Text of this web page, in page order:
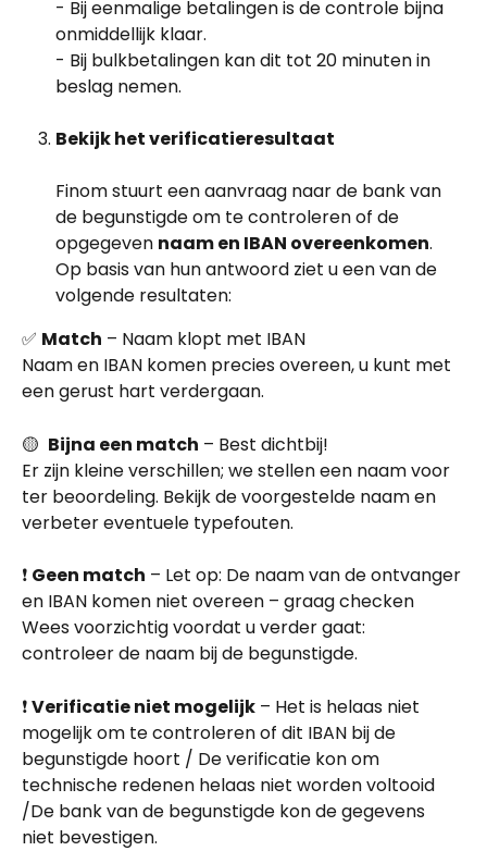
- Bij eenmalige betalingen is de controle bijna
onmiddellijk klaar.
- Bij bulkbetalingen kan dit tot 20 minuten in
beslag nemen.
Bekijk het verificatieresultaat
Finom stuurt een aanvraag naar de bank van
de begunstigde om te controleren of de
opgegeven naam en IBAN overeenkomen.
Op basis van hun antwoord ziet u een van de
volgende resultaten:
✅ Match – Naam klopt met IBAN
Naam en IBAN komen precies overeen, u kunt met
een gerust hart verdergaan.
🟡 Bijna een match – Best dichtbij!
Er zijn kleine verschillen; we stellen een naam voor
ter beoordeling. Bekijk de voorgestelde naam en
verbeter eventuele typefouten.
❗ Geen match – Let op: De naam van de ontvanger
en IBAN komen niet overeen – graag checken
Wees voorzichtig voordat u verder gaat:
controleer de naam bij de begunstigde.
❗ Verificatie niet mogelijk – Het is helaas niet
mogelijk om te controleren of dit IBAN bij de
begunstigde hoort / De verificatie kon om
technische redenen helaas niet worden voltooid
/De bank van de begunstigde kon de gegevens
niet bevestigen.